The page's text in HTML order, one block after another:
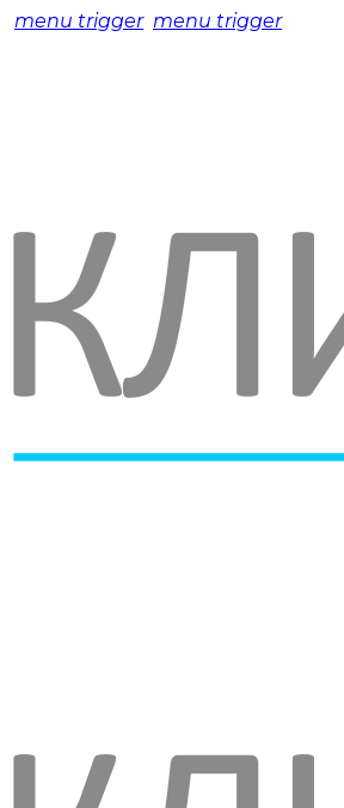
menu trigger menu trigger